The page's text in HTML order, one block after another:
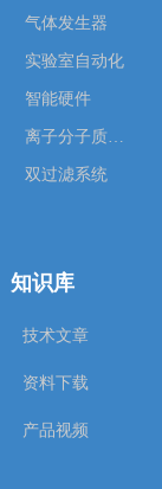
气体发生器
实验室自动化
智能硬件
离子分子质谱仪
双过滤系统
技术文章
资料下载
产品视频
知识库